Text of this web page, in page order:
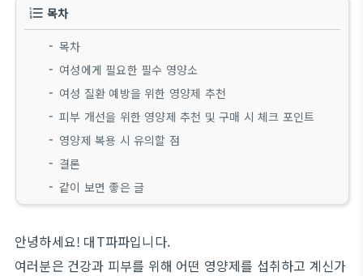
목차
목차
여성에게 필요한 필수 영양소
여성 질환 예방을 위한 영양제 추천
피부 개선을 위한 영양제 추천 및 구매 시 체크 포인트
영양제 복용 시 유의할 점
결론
같이 보면 좋은 글
안녕하세요! 대T파파입니다.
여러분은 건강과 피부를 위해 어떤 영양제를 섭취하고 계신가